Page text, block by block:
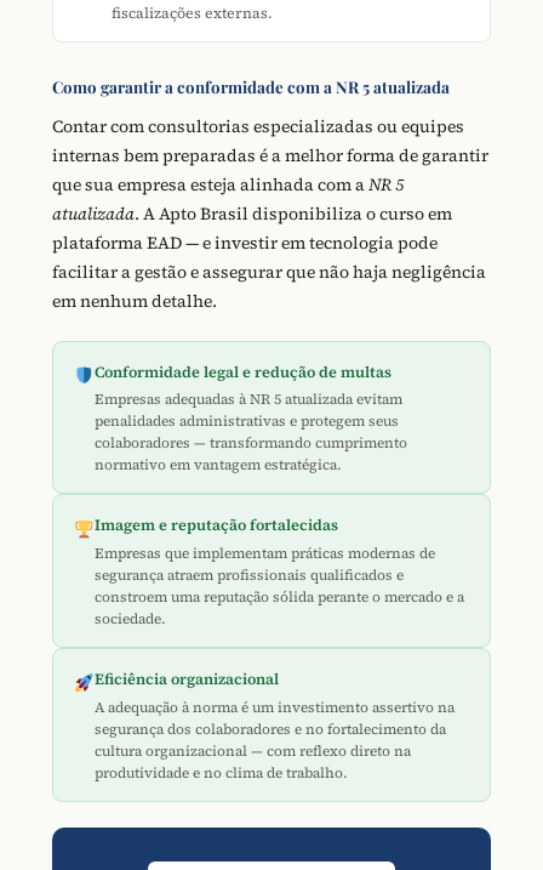
fiscalizações externas.
Como garantir a conformidade com a NR 5 atualizada
Contar com consultorias especializadas ou equipes
internas bem preparadas é a melhor forma de garantir
que sua empresa esteja alinhada com aNR 5
atualizada. A Apto Brasil disponibiliza o curso em
plataforma EAD — e investir em tecnologia pode
facilitar a gestão e assegurar que não haja negligência
em nenhum detalhe.
Conformidade legal e redução de multas
Empresas adequadas à NR 5 atualizada evitam
penalidades administrativas e protegem seus
colaboradores — transformando cumprimento
normativo em vantagem estratégica.
Imagem e reputação fortalecidas
Empresas que implementam práticas modernas de
segurança atraem profissionais qualificados e
constroem uma reputação sólida perante o mercado e a
sociedade.
Eficiência organizacional
A adequação à norma é um investimento assertivo na
segurança dos colaboradores e no fortalecimento da
cultura organizacional — com reflexo direto na
produtividade e no clima de trabalho.